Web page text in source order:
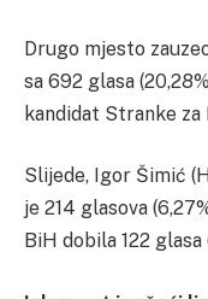
Drugo mjesto
sa 692 glasa
kandidat Stranke za
Slijede, Igor Šimić
je 214 glasova
BiH dobila 122 glasa